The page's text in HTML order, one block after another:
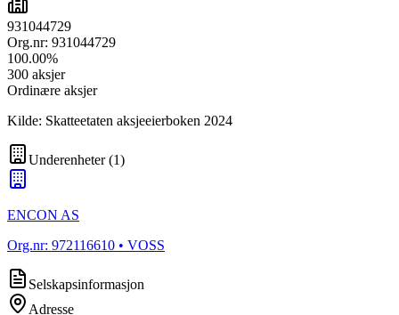
931044729
Org.nr: 931044729
100.00%
300 aksjer
Ordinære aksjer
Kilde: Skatteetaten aksjeeierboken 2024
Underenheter(1)
ENCON AS
Org.nr: 972116610 • VOSS
Selskapsinformasjon
Adresse